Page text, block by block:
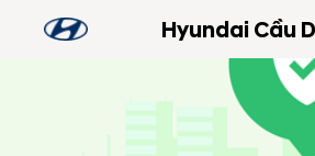
Hyundai Cầu